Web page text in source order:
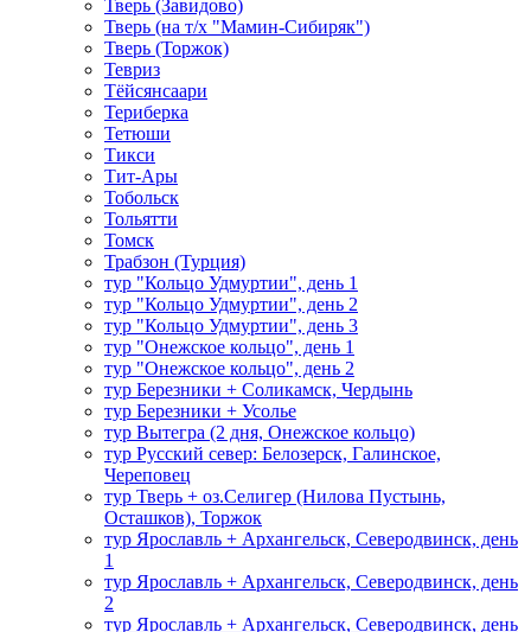
Тверь (Завидово)
Тверь (на т/х "Мамин-Сибиряк")
Тверь (Торжок)
Тевриз
Тёйсянсаари
Териберка
Тетюши
Тикси
Тит-Ары
Тобольск
Тольятти
Томск
Трабзон (Турция)
тур "Кольцо Удмуртии", день 1
тур "Кольцо Удмуртии", день 2
тур "Кольцо Удмуртии", день 3
тур "Онежское кольцо", день 1
тур "Онежское кольцо", день 2
тур Березники + Соликамск, Чердынь
тур Березники + Усолье
тур Вытегра (2 дня, Онежское кольцо)
тур Русский север: Белозерск, Галинское,
Череповец
тур Тверь + оз.Селигер (Нилова Пустынь,
Осташков), Торжок
тур Ярославль + Архангельск, Северодвинск, день
1
тур Ярославль + Архангельск, Северодвинск, день
2
тур Ярославль + Архангельск, Северодвинск, день